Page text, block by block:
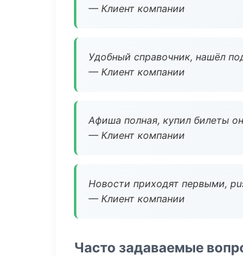
— Клиент компании
Удобный справочник, нашёл
— Клиент компании
Афиша полная, купил билеты
— Клиент компании
Новости приходят первыми,
— Клиент компании
Часто задаваемые